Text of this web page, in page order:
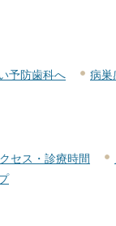
予防歯科へ
病巣
セス・診療時間